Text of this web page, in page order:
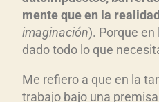
mente que en la realidad
imaginación). Porque en
dado todo lo que
Me refiero a que en la
trabajo bajo una